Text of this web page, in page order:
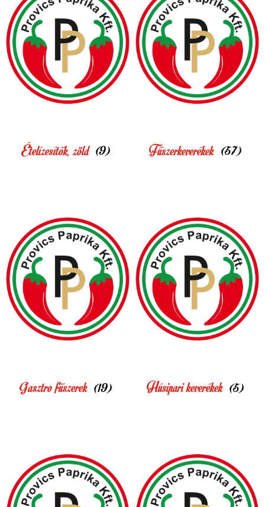
Ételízesítők, zöld (9) Fűszerkeverékek (57)
Gasztro fűszerek (19) Húsipari keverékek (5)